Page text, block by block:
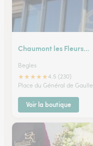
Chaumont les Fleurs…
Begles
★★★★★4.5 (230)
Place du Général de Gaulle
Voir la boutique